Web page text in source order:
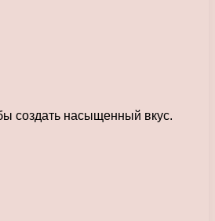
создать насыщенный вкус.